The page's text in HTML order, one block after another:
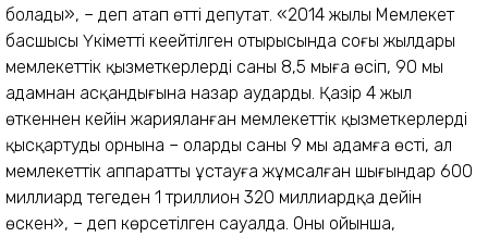
болады», – деп атап өтті депутат. «2014 жылы Мемлекет
басшысы Үкіметтің кеңейтілген отырысында соңғы жылдары
мемлекеттік қызметкерлердің саны 8,5 мыңға өсіп, 90 мың
адамнан асқандығына назар аударды. Қазір 4 жыл
өткеннен кейін жарияланған мемлекеттік қызметкерлерді
қысқартудың орнына – олардың саны 9 мың адамға өсті, ал
мемлекеттік аппаратты ұстауға жұмсалған шығындар 600
миллиард теңгеден 1 триллион 320 миллиардқа дейін
өскен», – деп көрсетілген сауалда. Оның ойынша,